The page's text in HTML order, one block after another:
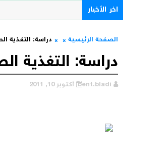
اخر الأخبار
الصفحة الرئيسية دراسة: التغذية
دراسة: التغذية
bent.bladi أكتوبر 10, 2011